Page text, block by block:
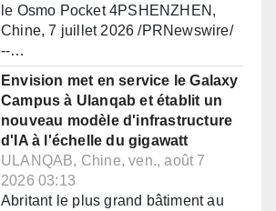
le Osmo Pocket 4PSHENZHEN,
Chine, 7 juillet 2026 /PRNewswire/
--…
Envision met en service le Galaxy
Campus à Ulanqab et établit un
nouveau modèle d'infrastructure
d'IA à l'échelle du gigawatt
ULANQAB, Chine, ven., août 7
2026 03:13
Abritant le plus grand bâtiment au